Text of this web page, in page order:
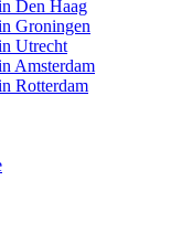
Den Haag
Groningen
Utrecht
Amsterdam
Rotterdam